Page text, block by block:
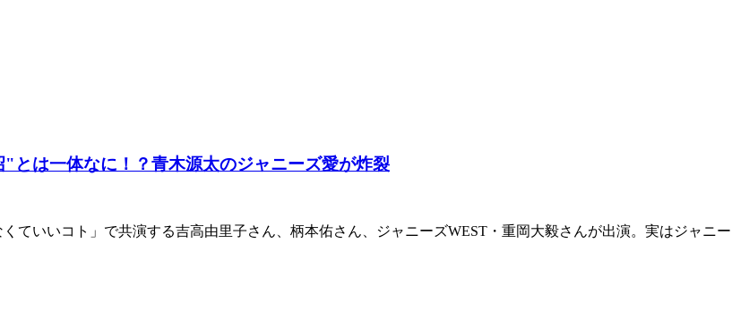
は一体なに！？青木源太のジャニーズ愛が炸裂
ていいコト」で共演する吉高由里子さん、柄本佑さん、ジャニーズWEST・重岡大毅さんが出演。実はジャニー